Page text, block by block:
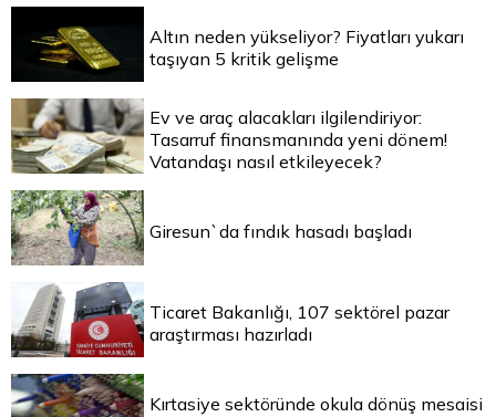
Altın neden yükseliyor? Fiyatları yukarı
taşıyan 5 kritik gelişme
Ev ve araç alacakları ilgilendiriyor:
Tasarruf finansmanında yeni dönem!
Vatandaşı nasıl etkileyecek?
Giresun`da fındık hasadı başladı
Ticaret Bakanlığı, 107 sektörel pazar
araştırması hazırladı
Kırtasiye sektöründe okula dönüş mesaisi